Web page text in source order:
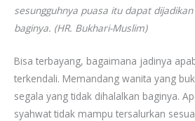
sesungguhnya puasa itu dapat
baginya. (HR. Bukhari-Muslim)
Bisa terbayang, bagaimana jadinya
terkendali. Memandang wanita yang
segala yang tidak dihalalkan baginya.
syahwat tidak mampu tersalurkan